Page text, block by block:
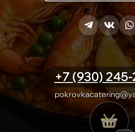
+7 (930) 245-